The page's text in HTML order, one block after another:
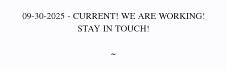
09-30-2025 - CURRENT! WE ARE WORKING!
STAY IN TOUCH!
~